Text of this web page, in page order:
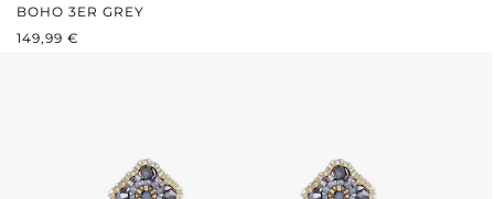
BOHO 3ER GREY
REGULÄRER PREIS:
149,99 €